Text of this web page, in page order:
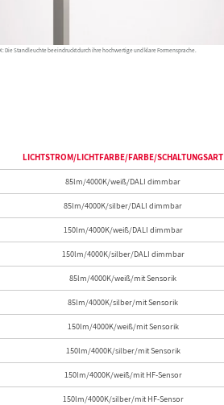
Die Standleuchte beeindruckt durch ihre hochwertige und klare Formensprache.
LICHTSTROM/LICHTFARBE/FARBE/SCHALTUNGSART
85lm/4000K/weiß/DALI dimmbar
85lm/4000K/silber/DALI dimmbar
150lm/4000K/weiß/DALI dimmbar
150lm/4000K/silber/DALI dimmbar
85lm/4000K/weiß/mit Sensorik
85lm/4000K/silber/mit Sensorik
150lm/4000K/weiß/mit Sensorik
150lm/4000K/silber/mit Sensorik
150lm/4000K/weiß/mit HF-Sensor
150lm/4000K/silber/mit HF-Sensor